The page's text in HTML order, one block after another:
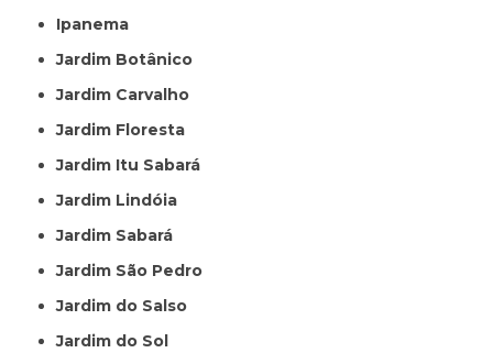
Ipanema
Jardim Botânico
Jardim Carvalho
Jardim Floresta
Jardim Itu Sabará
Jardim Lindóia
Jardim Sabará
Jardim São Pedro
Jardim do Salso
Jardim do Sol